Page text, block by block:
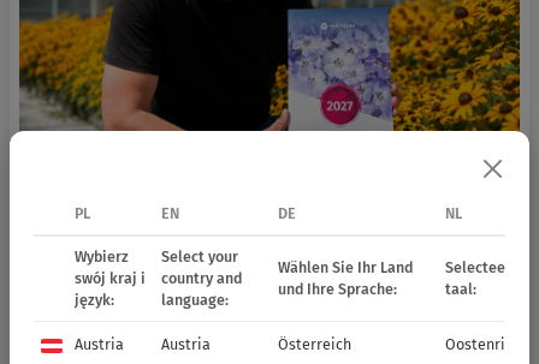
PL EN DE NL
Wybierz
swój kraj i
język:
Select your
country and
language:
Wählen Sie Ihr Land
und Ihre Sprache:
Selecteer uw
taal:
Austria Austria Österreich Oostenrijk